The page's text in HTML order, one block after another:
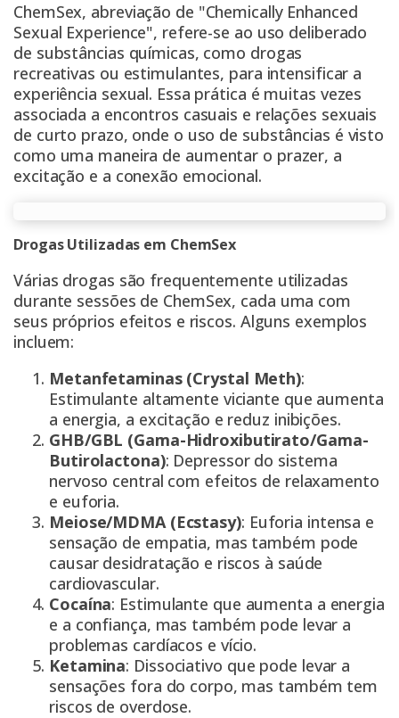
ChemSex, abreviação de "Chemically Enhanced
Sexual Experience", refere-se ao uso deliberado
de substâncias químicas, como drogas
recreativas ou estimulantes, para intensificar a
experiência sexual. Essa prática é muitas vezes
associada a encontros casuais e relações sexuais
de curto prazo, onde o uso de substâncias é visto
como uma maneira de aumentar o prazer, a
excitação e a conexão emocional.
Drogas Utilizadas em ChemSex
Várias drogas são frequentemente utilizadas
durante sessões de ChemSex, cada uma com
seus próprios efeitos e riscos. Alguns exemplos
incluem:
Metanfetaminas (Crystal Meth):
Estimulante altamente viciante que aumenta
a energia, a excitação e reduz inibições.
GHB/GBL (Gama-Hidroxibutirato/Gama-
Butirolactona): Depressor do sistema
nervoso central com efeitos de relaxamento
e euforia.
Meiose/MDMA (Ecstasy): Euforia intensa e
sensação de empatia, mas também pode
causar desidratação e riscos à saúde
cardiovascular.
Cocaína: Estimulante que aumenta a energia
e a confiança, mas também pode levar a
problemas cardíacos e vício.
Ketamina: Dissociativo que pode levar a
sensações fora do corpo, mas também tem
riscos de overdose.